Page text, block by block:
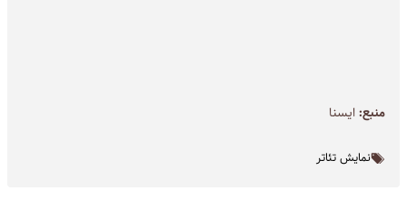
منبع:ايسنا
نمایش تئاتر